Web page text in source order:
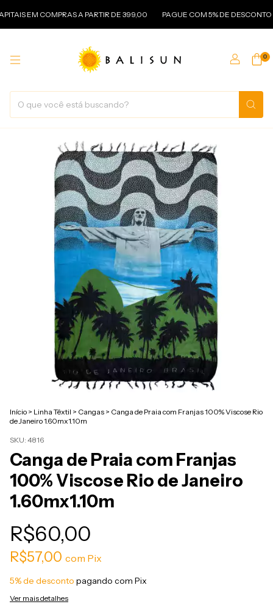
EM COMPRAS A PARTIR DE 399,00 PAGUE COM 5% DE DESCONTO
0
Início > Linha Têxtil > Cangas > Canga de Praia com Franjas 100% Viscose Rio
de Janeiro 1.60mx1.10m
SKU: 4816
Canga de Praia com Franjas
100% Viscose Rio de Janeiro
1.60mx1.10m
R$60,00
R$57,00 com Pix
5% de desconto pagando com Pix
Ver mais detalhes